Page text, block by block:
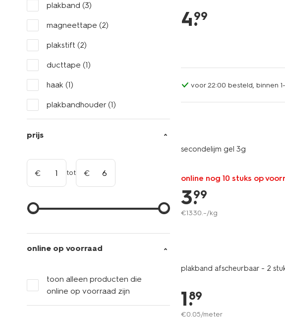
plakband (3)
magneettape (2)
plakstift (2)
ducttape (1)
haak (1)
plakbandhouder (1)
prijs
tot
online op voorraad
toon alleen producten die
online op voorraad zijn
4.
99
voor 22:00 besteld, binnen
secondelijm gel 3g
online nog 10 stuks op
3.
99
€1330.–/kg
plakband afscheurbaar - 2
1.
89
€0.05/meter